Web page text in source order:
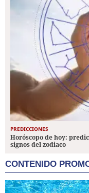
PREDICCIONES
Horóscopo de hoy:
signos del zodiaco
CONTENIDO